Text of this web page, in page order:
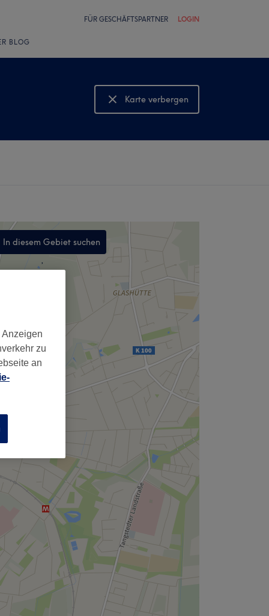
FÜR GESCHÄFTSPARTNER LOGIN
BLOG
Karte verbergen
Karte anzeigen
In diesem Gebiet suchen
,
zu
an